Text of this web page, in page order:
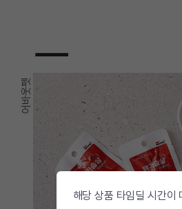
해당 상품 타임딜 시간이